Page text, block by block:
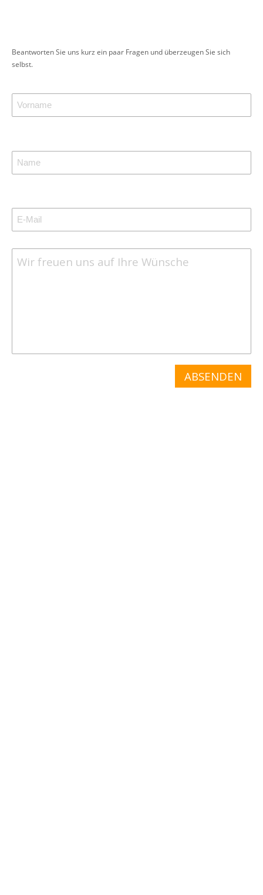
Beantworten Sie uns kurz ein paar Fragen und überzeugen Sie sich
selbst.